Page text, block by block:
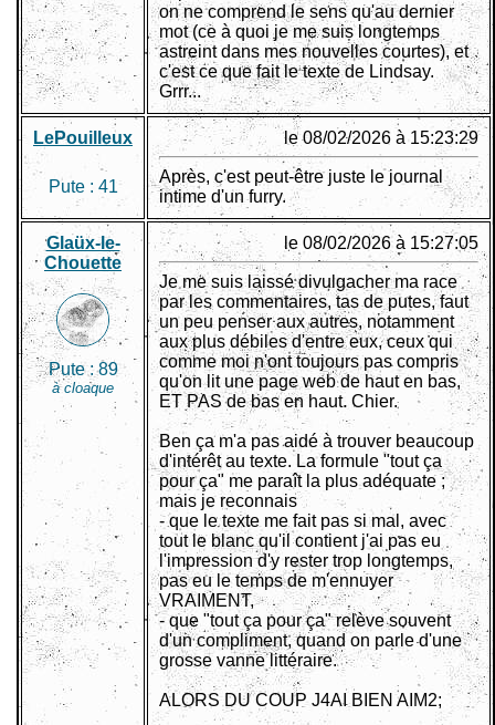
on ne comprend le sens qu'au dernier
mot (ce à quoi je me suis longtemps
astreint dans mes nouvelles courtes), et
c'est ce que fait le texte de Lindsay.
Grrr...
LePouilleux
Pute : 41
le 08/02/2026 à 15:23:29
Après, c'est peut-être juste le journal
intime d'un furry.
Glaüx-le-
Chouette
Pute :89
à cloaque
le 08/02/2026 à 15:27:05
Je me suis laissé divulgacher ma race
par les commentaires, tas de putes, faut
un peu penser aux autres, notamment
aux plus débiles d'entre eux, ceux qui
comme moi n'ont toujours pas compris
qu'on lit une page web de haut en bas,
ET PAS de bas en haut. Chier.
Ben ça m'a pas aidé à trouver beaucoup
d'intérêt au texte. La formule "tout ça
pour ça" me paraît la plus adéquate ;
mais je reconnais
- que le texte me fait pas si mal, avec
tout le blanc qu'il contient j'ai pas eu
l'impression d'y rester trop longtemps,
pas eu le temps de m'ennuyer
VRAIMENT,
- que "tout ça pour ça" relève souvent
d'un compliment, quand on parle d'une
grosse vanne littéraire.
ALORS DU COUP J4AI BIEN AIM2;